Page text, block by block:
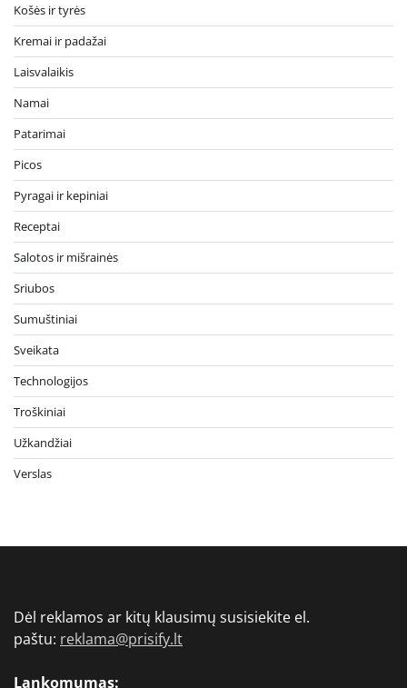
Košės ir tyrės
Kremai ir padažai
Laisvalaikis
Namai
Patarimai
Picos
Pyragai ir kepiniai
Receptai
Salotos ir mišrainės
Sriubos
Sumuštiniai
Sveikata
Technologijos
Troškiniai
Užkandžiai
Verslas
Dėl reklamos ar kitų klausimų susisiekite el.
paštu: reklama@prisify.lt
Lankomumas: